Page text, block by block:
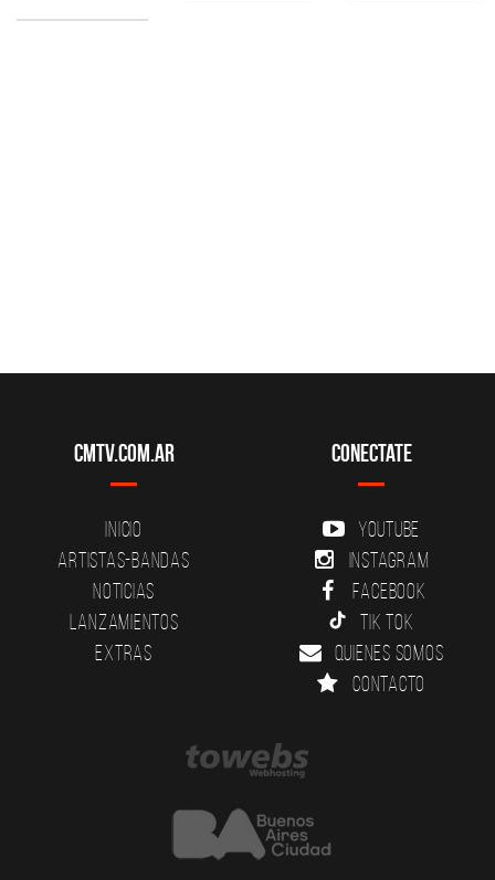
CMTV.com.ar
Inicio
Artistas-Bandas
Noticias
Lanzamientos
Extras
Conectate
YouTube
Instagram
Facebook
Tik Tok
Quienes somos
Contacto